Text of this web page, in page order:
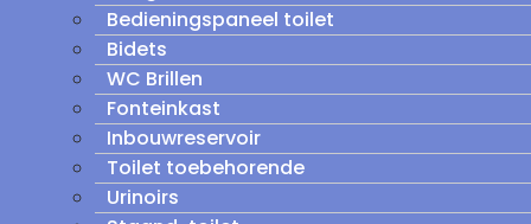
Bedieningspaneel toilet
Bidets
WC Brillen
Fonteinkast
Inbouwreservoir
Toilet toebehorende
Urinoirs